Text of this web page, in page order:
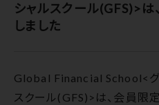
シャルスクール(GFS)>は
しました
Global Financial School<グ
スクール(GFS)>は、会員限